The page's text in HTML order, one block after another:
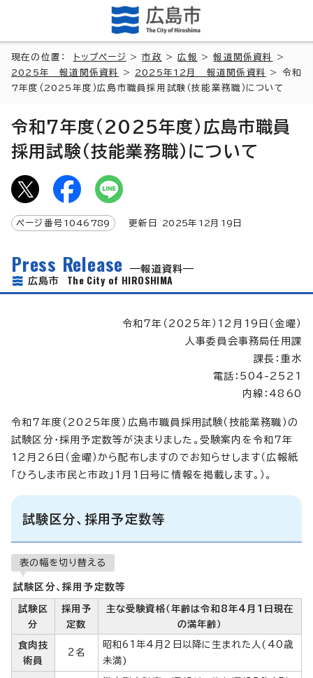
現在の位置： トップページ >市政 >広報 >報道関係資料
>
2025年 報道関係資料
> 2025年12月 報道関係資料
> 令和
7年度（2025年度）広島市職員採用試験（技能業務職）について
令和7年度（2025年度）広島市職員
採用試験（技能業務職）について
ページ番号 1046789 更新日 2025年 12月 19 日
Press Release
報道資料
広島市 The City of HIROSHIMA
令和7年（2025年）12月19日（金曜）
人事委員会事務局任用課
課長：重水
電話：504-2521
内線：4860
令和7年度（2025年度）広島市職員採用試験（技能業務職）の
試験区分・採用予定数等が決まりました。受験案内を令和7年
12月26日（金曜）から配布しますのでお知らせします（広報紙
「ひろしま市民と市政」1月1日号に情報を掲載します。）。
試験区分、採用予定数等
表の幅を切り替える
試験区分、採用予定数等
試験区
分
採用予
定数
主な受験資格（年齢は令和8年4月1日現在
の満年齢）
食肉技
術員
2名
昭和61年4月2日以降に生まれた人(40歳
未満)